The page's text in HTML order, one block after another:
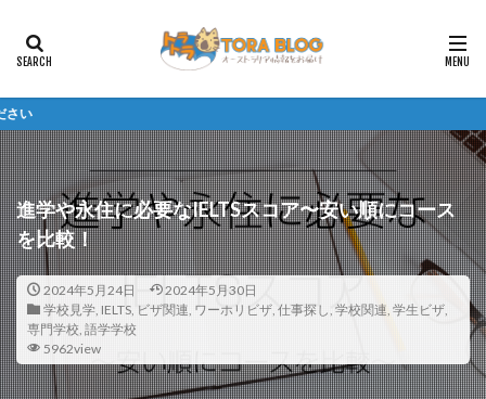
進学や永住に必要なIELTSスコア〜安い順にコース
を比較！
2024年5月24日
2024年5月30日
学校見学, IELTS, ビザ関連, ワーホリビザ, 仕事探し, 学校関連, 学生ビザ,
専門学校, 語学学校
5962view